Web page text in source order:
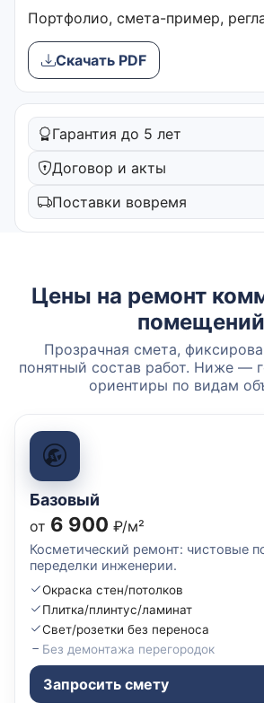
Портфолио, смета-пример,
Скачать PDF
Гарантия до 5 лет
Договор и акты
Поставки вовремя
Цены на ремонт
помещений
Прозрачная смета,
понятный состав работ. Ниже —
ориентиры по видам
Базовый
от 6 900 ₽/м²
Косметический ремонт: чистовые
переделки инженерии.
Окраска стен/потолков
Плитка/плинтус/ламинат
Свет/розетки без переноса
Без демонтажа перегородок
Запросить смету